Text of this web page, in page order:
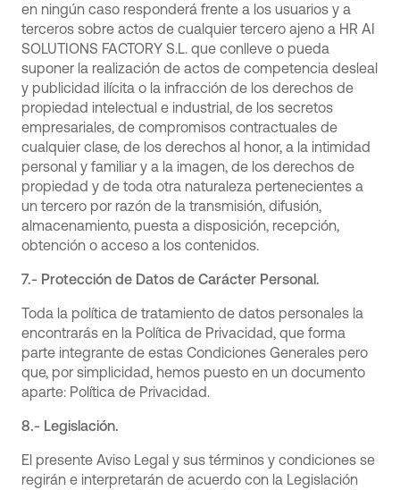
en ningún caso responderá frente a los usuarios y a
terceros sobre actos de cualquier tercero ajeno a HR AI
SOLUTIONS FACTORY S.L. que conlleve o pueda
suponer la realización de actos de competencia desleal
y publicidad ilícita o la infracción de los derechos de
propiedad intelectual e industrial, de los secretos
empresariales, de compromisos contractuales de
cualquier clase, de los derechos al honor, a la intimidad
personal y familiar y a la imagen, de los derechos de
propiedad y de toda otra naturaleza pertenecientes a
un tercero por razón de la transmisión, difusión,
almacenamiento, puesta a disposición, recepción,
obtención o acceso a los contenidos.
7.- Protección de Datos de Carácter Personal.
Toda la política de tratamiento de datos personales la
encontrarás en la Política de Privacidad, que forma
parte integrante de estas Condiciones Generales pero
que, por simplicidad, hemos puesto en un documento
aparte: Política de Privacidad.
8.- Legislación.
El presente Aviso Legal y sus términos y condiciones se
regirán e interpretarán de acuerdo con la Legislación